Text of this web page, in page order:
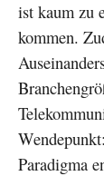
ist kaum zu
kommen.
Paradigma